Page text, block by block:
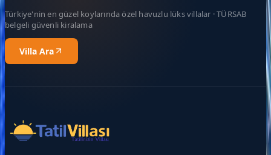
Türkiye'nin en güzel koylarında özel havuzlu lüks villalar · TÜRSAB
belgeli güvenli kiralama
Villa Ara